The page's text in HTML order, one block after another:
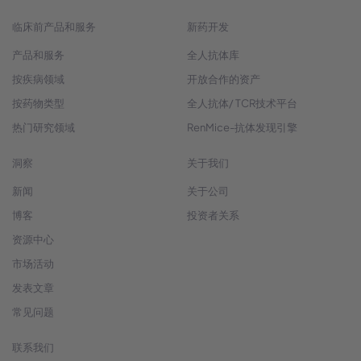
临床前产品和服务
产品和服务
按疾病领域
按药物类型
热门研究领域
新药开发
全人抗体库
开放合作的资产
全人抗体/ TCR技术平台
RenMice-抗体发现引擎
洞察
新闻
博客
资源中心
市场活动
发表文章
常见问题
关于我们
关于公司
投资者关系
联系我们